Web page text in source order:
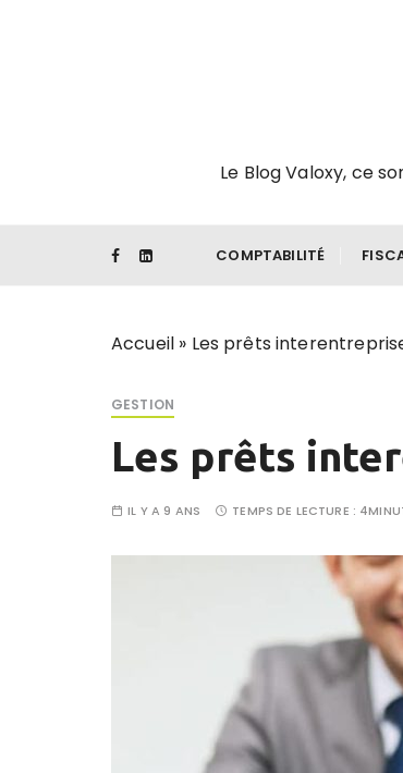
Le Blog Valoxy, ce
COMPTABILITÉ
Accueil » Les prêts
GESTION
Les prêts
IL Y A 9 ANS TEMPS DE LECTURE :